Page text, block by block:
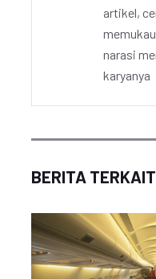
artikel,
narasi
karyanya
BERITA TERKAIT